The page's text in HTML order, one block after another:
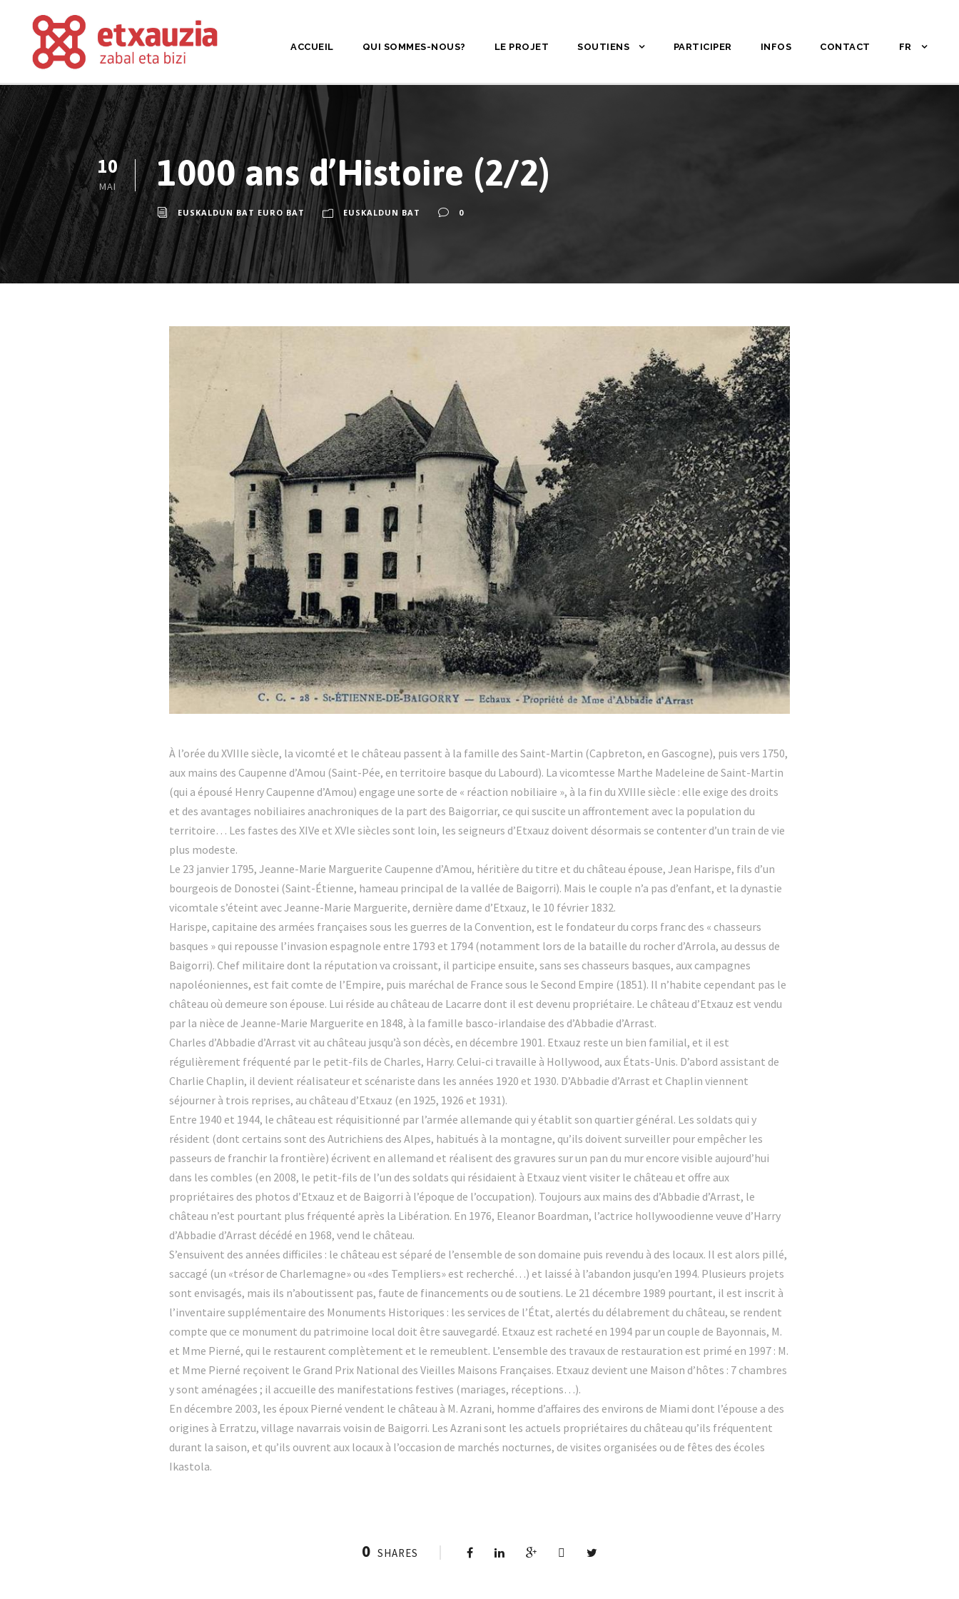
ACCUEIL QUI SOMMES-NOUS? LE PROJET SOUTIENS PARTICIPER INFOS CONTACT FR
10
MAI 1000 ans d’Histoire (2/2)
EUSKALDUN BAT EURO BAT EUSKALDUN BAT 0
À l’orée du XVIIIe siècle, la vicomté et le château passent à la famille des Saint-Martin (Capbreton, en Gascogne), puis vers 1750,
aux mains des Caupenne d’Amou (Saint-Pée, en territoire basque du Labourd). La vicomtesse Marthe Madeleine de Saint-Martin
(qui a épousé Henry Caupenne d’Amou) engage une sorte de « réaction nobiliaire », à la fin du XVIIIe siècle : elle exige des droits
et des avantages nobiliaires anachroniques de la part des Baigorriar, ce qui suscite un affrontement avec la population du
territoire… Les fastes des XIVe et XVIe siècles sont loin, les seigneurs d’Etxauz doivent désormais se contenter d’un train de vie
plus modeste.
Le 23 janvier 1795, Jeanne-Marie Marguerite Caupenne d’Amou, héritière du titre et du château épouse, Jean Harispe, fils d’un
bourgeois de Donostei (Saint-Étienne, hameau principal de la vallée de Baigorri). Mais le couple n’a pas d’enfant, et la dynastie
vicomtale s’éteint avec Jeanne-Marie Marguerite, dernière dame d’Etxauz, le 10 février 1832.
Harispe, capitaine des armées françaises sous les guerres de la Convention, est le fondateur du corps franc des « chasseurs
basques » qui repousse l’invasion espagnole entre 1793 et 1794 (notamment lors de la bataille du rocher d’Arrola, au dessus de
Baigorri). Chef militaire dont la réputation va croissant, il participe ensuite, sans ses chasseurs basques, aux campagnes
napoléoniennes, est fait comte de l’Empire, puis maréchal de France sous le Second Empire (1851). Il n’habite cependant pas le
château où demeure son épouse. Lui réside au château de Lacarre dont il est devenu propriétaire. Le château d’Etxauz est vendu
par la nièce de Jeanne-Marie Marguerite en 1848, à la famille basco-irlandaise des d’Abbadie d’Arrast.
Charles d’Abbadie d’Arrast vit au château jusqu’à son décès, en décembre 1901. Etxauz reste un bien familial, et il est
régulièrement fréquenté par le petit-fils de Charles, Harry. Celui-ci travaille à Hollywood, aux États-Unis. D’abord assistant de
Charlie Chaplin, il devient réalisateur et scénariste dans les années 1920 et 1930. D’Abbadie d’Arrast et Chaplin viennent
séjourner à trois reprises, au château d’Etxauz (en 1925, 1926 et 1931).
Entre 1940 et 1944, le château est réquisitionné par l’armée allemande qui y établit son quartier général. Les soldats qui y
résident (dont certains sont des Autrichiens des Alpes, habitués à la montagne, qu’ils doivent surveiller pour empêcher les
passeurs de franchir la frontière) écrivent en allemand et réalisent des gravures sur un pan du mur encore visible aujourd’hui
dans les combles (en 2008, le petit-fils de l’un des soldats qui résidaient à Etxauz vient visiter le château et offre aux
propriétaires des photos d’Etxauz et de Baigorri à l’époque de l’occupation). Toujours aux mains des d’Abbadie d’Arrast, le
château n’est pourtant plus fréquenté après la Libération. En 1976, Eleanor Boardman, l’actrice hollywoodienne veuve d’Harry
d’Abbadie d’Arrast décédé en 1968, vend le château.
S’ensuivent des années difficiles : le château est séparé de l’ensemble de son domaine puis revendu à des locaux. Il est alors pillé,
saccagé (un «trésor de Charlemagne» ou «des Templiers» est recherché…) et laissé à l’abandon jusqu’en 1994. Plusieurs projets
sont envisagés, mais ils n’aboutissent pas, faute de financements ou de soutiens. Le 21 décembre 1989 pourtant, il est inscrit à
l’inventaire supplémentaire des Monuments Historiques : les services de l’État, alertés du délabrement du château, se rendent
compte que ce monument du patrimoine local doit être sauvegardé. Etxauz est racheté en 1994 par un couple de Bayonnais, M.
et Mme Pierné, qui le restaurent complètement et le remeublent. L’ensemble des travaux de restauration est primé en 1997 : M.
et Mme Pierné reçoivent le Grand Prix National des Vieilles Maisons Françaises. Etxauz devient une Maison d’hôtes : 7 chambres
y sont aménagées ; il accueille des manifestations festives (mariages, réceptions…).
En décembre 2003, les époux Pierné vendent le château à M. Azrani, homme d’affaires des environs de Miami dont l’épouse a des
origines à Erratzu, village navarrais voisin de Baigorri. Les Azrani sont les actuels propriétaires du château qu’ils fréquentent
durant la saison, et qu’ils ouvrent aux locaux à l’occasion de marchés nocturnes, de visites organisées ou de fêtes des écoles
Ikastola.
0 SHARES